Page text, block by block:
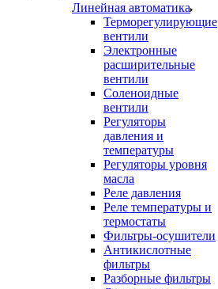
Линейная автоматика
Терморегулирующие
вентили
Электронные
расширительные
вентили
Соленоидные
вентили
Регуляторы
давления и
температуры
Регуляторы уровня
масла
Реле давления
Реле температуры и
термостаты
Фильтры-осушители
Антикислотные
фильтры
Разборные фильтры